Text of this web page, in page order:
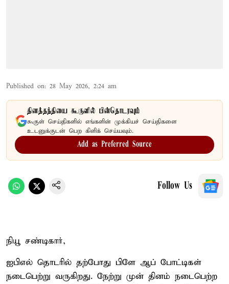
Published on: 28 May 2026, 2:24 am
தினத்தந்தியை கூகுளில் பின்தொடரவும்
கூகுள் செய்திகளில் எங்களின் முக்கியச் செய்திகளை
உடனுக்குடன் பெற கிளிக் செய்யவும்.
Add as Preferred Source
Follow Us
நியூ சண்டிகார்,
ஐபிஎல் தொடரில் தற்போது பிளே ஆப் போட்டிகள்
நடைபெற்று வருகிறது. நேற்று முன் தினம் நடைபெற்ற